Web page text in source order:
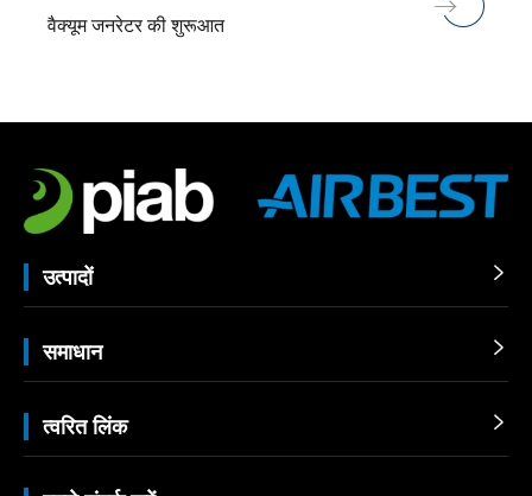
वैक्यूम जनरेटर की शुरूआत
उत्पादों 
समाधान 
त्वरित लिंक 